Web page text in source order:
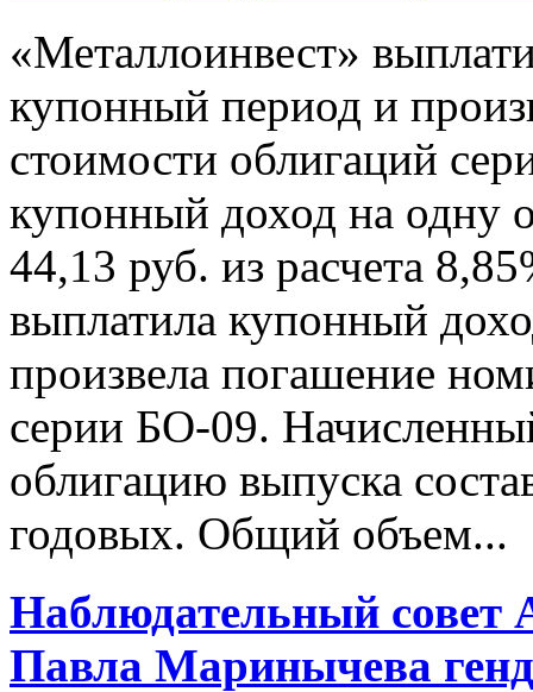
«Металлоинвест»
купонный период и
стоимости облигаций
купонный доход на одну
44,13 руб. из расчета
выплатила купонный
произвела погашение
серии БО-09.
облигацию выпуска
годовых. Общий объем...
Наблюдательный совет
Павла Маринычева